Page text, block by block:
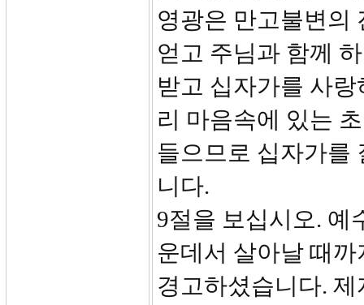
영광은 만고불변의
얻고 주님과 함께
받고 십자가를 사
리 마음속에 있는
들으므로 십자가를
니다.
9절을 보십시오. 예
운데서 살아날 때
경고하셨습니다.